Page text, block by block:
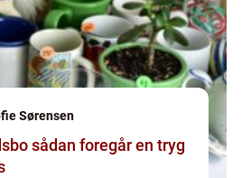
Sørensen
en tryg